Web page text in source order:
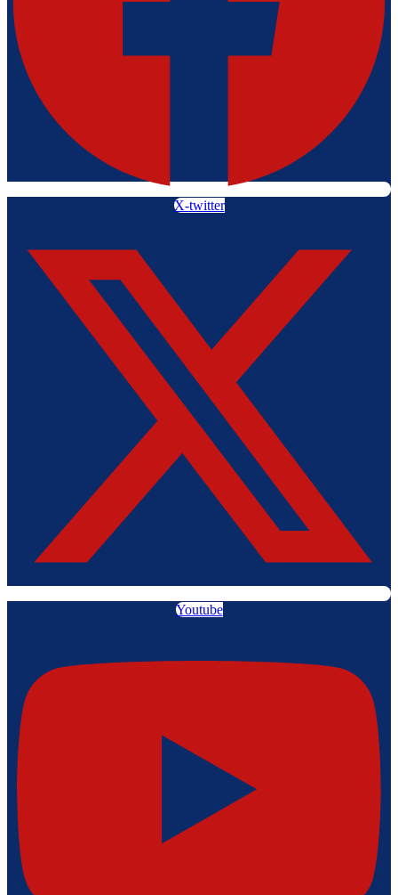
X-twitter
Youtube